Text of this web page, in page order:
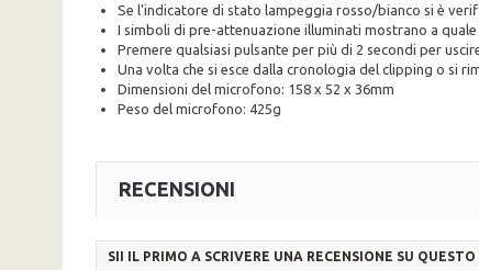
Se l'indicatore di stato lampeggia rosso/bianco si è
I simboli di pre-attenuazione illuminati mostrano a
Premere qualsiasi pulsante per più di 2 secondi per
Una volta che si esce dalla cronologia del clipping o si
Dimensioni del microfono: 158 x 52 x 36mm
Peso del microfono: 425g
RECENSIONI
SII IL PRIMO A SCRIVERE UNA RECENSIONE SU